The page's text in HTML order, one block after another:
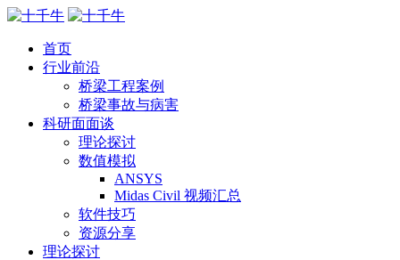
首页
行业前沿
桥梁工程案例
桥梁事故与病害
科研面面谈
理论探讨
数值模拟
ANSYS
Midas Civil 视频汇总
软件技巧
资源分享
理论探讨